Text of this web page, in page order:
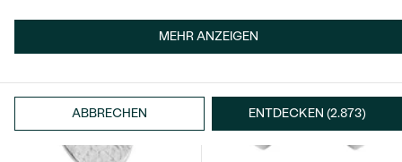
MEHR ANZEIGEN
ABBRECHEN ENTDECKEN (2.873)